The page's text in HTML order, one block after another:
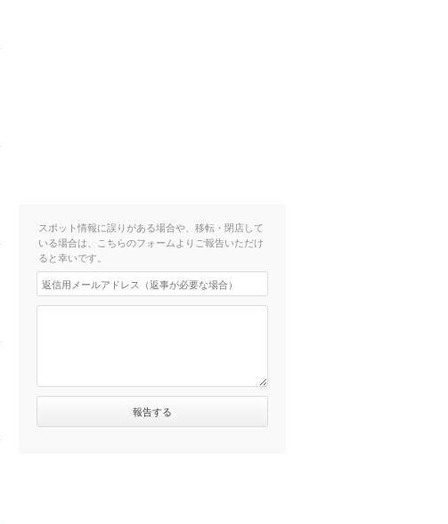
スポット情報に誤りがある場合や、移転・閉店して
いる場合は、こちらのフォームよりご報告いただけ
ると幸いです。